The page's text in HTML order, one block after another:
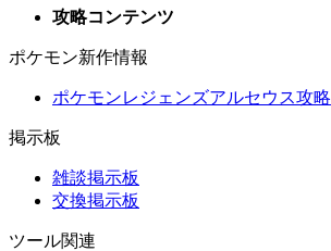
攻略コンテンツ
ポケモン新作情報
ポケモンレジェンズアルセウス攻略
掲示板
雑談掲示板
交換掲示板
ツール関連